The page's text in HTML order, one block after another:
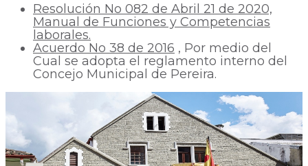
Resolución No 082 de Abril 21 de 2020,
Manual de Funciones y Competencias
laborales.
Acuerdo No 38 de 2016 , Por medio del
Cual se adopta el reglamento interno del
Concejo Municipal de Pereira.